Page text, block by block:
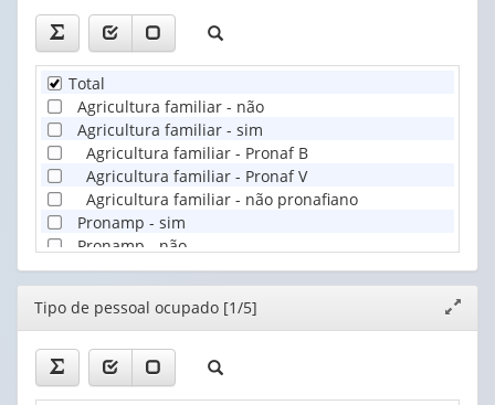
Total
Agricultura familiar - não
Agricultura familiar - sim
Agricultura familiar - Pronaf B
Agricultura familiar - Pronaf V
Agricultura familiar - não pronafiano
Pronamp - sim
Pronamp - não
Editor
janela
Tipo de pessoal ocupado [1/5]